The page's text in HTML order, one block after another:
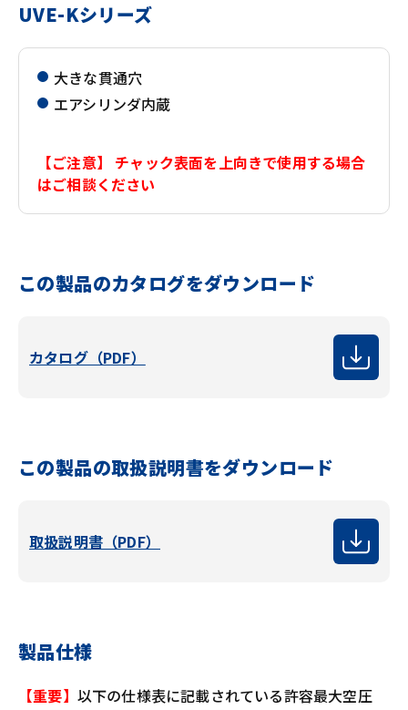
UVE-Kシリーズ
大きな貫通穴
エアシリンダ内蔵
【ご注意】 チャック表面を上向きで使用する場合
はご相談ください
この製品のカタログをダウンロード
カタログ（PDF）
この製品の取扱説明書をダウンロード
取扱説明書（PDF）
製品仕様
【重要】 以下の仕様表に記載されている許容最大空圧